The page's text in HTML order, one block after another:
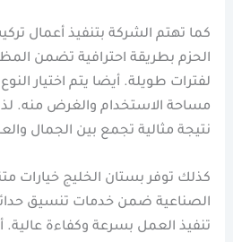
كما تهتم الشركة بتنفيذ أعمال
الحزم بطريقة احترافية تضمن
لفترات طويلة. أيضا يتم اختيار
مساحة الاستخدام والغرض منه.
نتيجة مثالية تجمع بين الجمال
كذلك توفر بستان الخليج خيارات
الصناعية ضمن خدمات تنسيق
تنفيذ العمل بسرعة وكفاءة عالية.